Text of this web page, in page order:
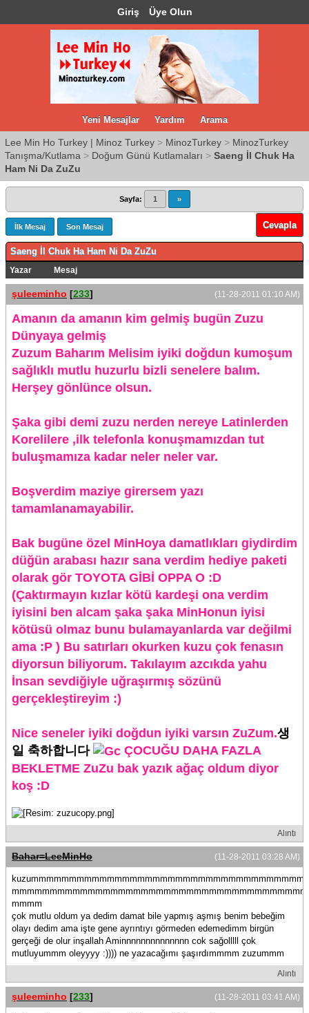
Giriş Üye Olun
Yeni Mesajlar Yardım Arama
Lee Min Ho Turkey | Minoz Turkey > MinozTurkey > MinozTurkey
Tanışma/Kutlama > Doğum Günü Kutlamaları > Saeng İl Chuk Ha
Ham Ni Da ZuZu
Sayfa: 1 »
İlk Mesaj Son Mesaj Cevapla
Saeng İl Chuk Ha Ham Ni Da ZuZu
Yazar Mesaj
(11-28-2011 01:10 AM)
şuleeminho [233]
Amanın da amanın kim gelmiş bugün Zuzu
Dünyaya gelmiş
Zuzum Baharım Melisim iyiki doğdun kumoşum
sağlıklı mutlu huzurlu bizli senelere balım.
Herşey gönlünce olsun.
Şaka gibi demi zuzu nerden nereye Latinlerden
Korelilere ,ilk telefonla konuşmamızdan tut
buluşmamıza kadar neler neler var.
Boşverdim maziye girersem yazı
tamamlanamayabilir.
Bak bugüne özel MinHoya damatlıkları giydirdim
düğün arabası hazır sana verdim hediye paketi
olarak gör TOYOTA GİBİ OPPA O :D
(Çaktırmayın kızlar kötü kardeşi ona verdim
iyisini ben alcam şaka şaka MinHonun iyisi
kötüsü olmaz bunu bulamayanlarda var değilmi
ama :P ) Bu satırları okurken kuzu çok fenasın
diyorsun biliyorum. Takılayım azcıkda yahu
İnsan sevdiğiyle uğraşırmış sözünü
gerçekleştireyim :)
Nice seneler iyiki doğdun iyiki varsın ZuZum.생
일 축하합니다
ÇOCUĞU DAHA FAZLA
BEKLETME ZuZu bak yazık ağaç oldum diyor
koş :D
Alıntı
(11-28-2011 03:28 AM)
Bahar=LeeMinHo
mmmm
çok mutlu oldum ya dedim damat bile yapmış aşmış benim bebeğim
olayı dedim ama işte gene ayrıntıyı görmeden edemedimm birgün
gerçeği de olur inşallah Aminnnnnnnnnnnnnn cok sağolllll çok
mutluyummm oleyyyy :)))) ne yazacağımı şaşırdımmmm zuzummm
Alıntı
(11-28-2011 03:41 AM)
şuleeminho [233]